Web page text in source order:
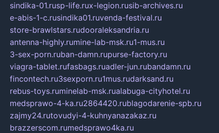
sindika-01.rusp-life.rux-legion.rusib-archives.ru
e-abis-1-c.rusindika01.ruvenda-festival.ru
store-brawlstars.rudooraleksandria.ru
antenna-highly.rumine-lab-msk.ru1-mus.ru
3-sex-porn.ruban-damn.rupurse-factory.ru
viagra-tablet.rufasbags.ruadler-jun.rubandamn.ru
fincontech.ru3sexporn.ru1mus.rudarksand.ru
rebus-toys.ruminelab-msk.rualabuga-cityhotel.ru
medsprawo-4-ka.ru2864420.rublagodarenie-spb.ru
zajmy24.rutovudyi-4-kuhnyanazakaz.ru
brazzerscom.rumedsprawo4ka.ru